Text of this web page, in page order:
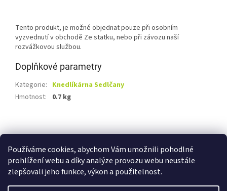
Používáme cookies, abychom Vám umožnili pohodlné
prohlížení webu a díky analýze provozu webu neustále
zlepšovali jeho funkce, výkon a použitelnost.
Tento produkt, je možné objednat pouze při osobním
vyzvednutí v obchodě Ze statku, nebo při závozu naší
rozvážkovou službou.
Doplňkové parametry
Kategorie: Knedlíkárna Sedlčany
Hmotnost: 0.7 kg
á